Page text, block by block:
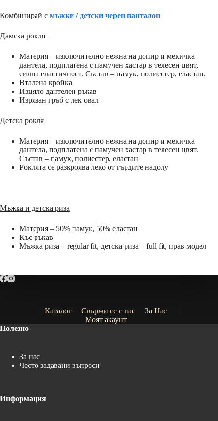
Комбинирай с мъжки / детски черен панталон
Дамска рокля
Материя – изключително нежна на допир и мекичка
дантела, подплатена с памучен хастар в телесен цвят,
силна еластичност. Състав – памук, полиестер, еластан.
Вталена кройка
Изцяло дантелен ръкав
Изрязан гръб с лек овал
Детска рокля
Материя – изключително нежна на допир и мекичка
дантела, подплатена с памучен хастар в телесен цвят.
Състав – памук, полиестер, еластан
Роклята се разкроява леко от гърдите надолу
Мъжка и детска риза
Материя – 50% памук, 50% еластан
Къс ръкав
Мъжка риза – regular fit, детска риза – full fit, прав модел
Каталог Свържи се с нас
За Нас
Моят акаунт
Полезно
За нас
Често задавани въпроси
Информация